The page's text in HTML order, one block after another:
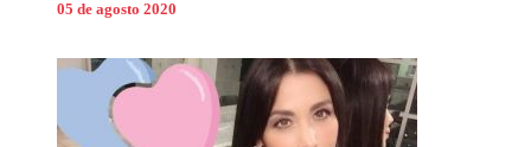
05 de agosto 2020